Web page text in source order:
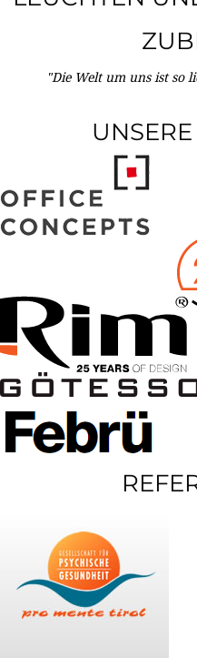
"Die Welt um uns ist so